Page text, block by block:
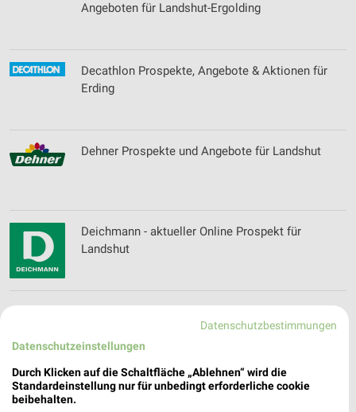
Angeboten für Landshut-Ergolding
Decathlon Prospekte, Angebote & Aktionen für
Erding
Dehner Prospekte und Angebote für Landshut
Deichmann - aktueller Online Prospekt für
Landshut
Depot Katalog und Prospekte für Altdorf
Datenschutzbestimmungen
Datenschutzeinstellungen
Durch Klicken auf die Schaltfläche „Ablehnen“ wird die
Standardeinstellung nur für unbedingt erforderliche cookie
beibehalten.